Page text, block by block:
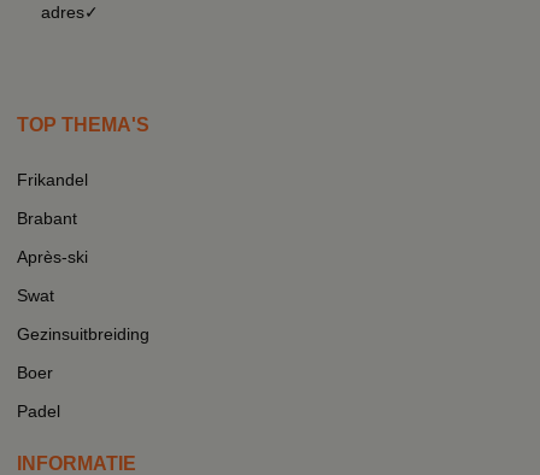
adres✓
TOP THEMA'S
Frikandel
Brabant
Après-ski
Swat
Gezinsuitbreiding
Boer
Padel
INFORMATIE